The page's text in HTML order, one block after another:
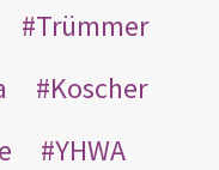
Trümmer
Koscher
YHWA